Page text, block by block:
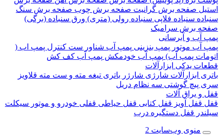
صفحه برش‌ گرانیت صفحه برش چوب صفحه برش‌ سنگ
سنباده فلاپیسنباده رولی (متری)ورق سنباده (برگی)
برش‌ سرامیک
و آبرسانی
آبموتور پمپ بنزینیپمپ آب شناورست کنترل پمپ اب (
پمپ آب)پمپ آب خودمکشپمپ آب کف کش
یدکی ابزارآلات
ابزارآلات شارژیشارژر باتریتیغهمته و ست متهقلاویز
پیچ گوشتیسه نظام دریل
یراق آلات
قفل آویز قفل کتابیقفل حیاطیقفلی خودرو و موتور سیکلت
قفل دستگیره درب
منوی وب‌سایت 2